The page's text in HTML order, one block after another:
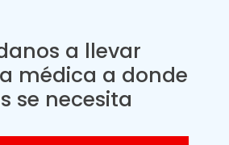
a llevar
médica a donde
se necesita